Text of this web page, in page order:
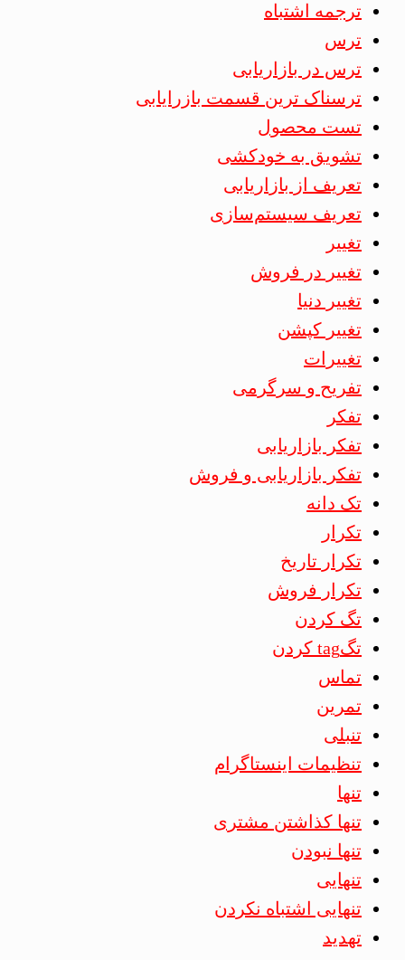
ترجمه اشتباه
ترس
ترس در بازاریابی
ترسناک ترین قسمت بازرایابی
تست محصول
تشویق به خودکشی
تعریف از بازاریابی
تعریف سیستم‌سازی
تغییر
تغییر در فروش
تغییر دنیا
تغییر کپشن
تغییرات
تفریح و سرگرمی
تفکر
تفکر بازاریابی
تفکر بازاریابی و فروش
تک دانه
تکرار
تکرار تاریخ
تکرار فروش
تگ کردن
تگtag کردن
تماس
تمرین
تنبلی
تنظیمات اینستاگرام
تنها
تنها کذاشتن مشتری
تنها نبودن
تنهایی
تنهایی اشتباه نکردن
تهدید